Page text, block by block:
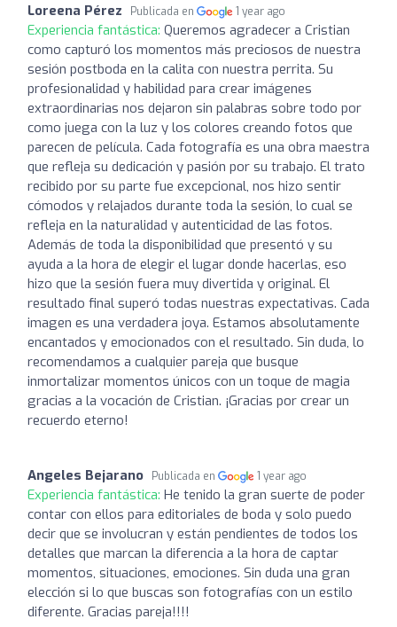
Loreena Pérez Publicada en 1 year ago
Experiencia fantástica: Queremos agradecer a Cristian
como capturó los momentos más preciosos de nuestra
sesión postboda en la calita con nuestra perrita. Su
profesionalidad y habilidad para crear imágenes
extraordinarias nos dejaron sin palabras sobre todo por
como juega con la luz y los colores creando fotos que
parecen de película. Cada fotografía es una obra maestra
que refleja su dedicación y pasión por su trabajo. El trato
recibido por su parte fue excepcional, nos hizo sentir
cómodos y relajados durante toda la sesión, lo cual se
refleja en la naturalidad y autenticidad de las fotos.
Además de toda la disponibilidad que presentó y su
ayuda a la hora de elegir el lugar donde hacerlas, eso
hizo que la sesión fuera muy divertida y original. El
resultado final superó todas nuestras expectativas. Cada
imagen es una verdadera joya. Estamos absolutamente
encantados y emocionados con el resultado. Sin duda, lo
recomendamos a cualquier pareja que busque
inmortalizar momentos únicos con un toque de magia
gracias a la vocación de Cristian. ¡Gracias por crear un
recuerdo eterno!
Angeles Bejarano Publicada en 1 year ago
Experiencia fantástica: He tenido la gran suerte de poder
contar con ellos para editoriales de boda y solo puedo
decir que se involucran y están pendientes de todos los
detalles que marcan la diferencia a la hora de captar
momentos, situaciones, emociones. Sin duda una gran
elección si lo que buscas son fotografías con un estilo
diferente. Gracias pareja!!!!